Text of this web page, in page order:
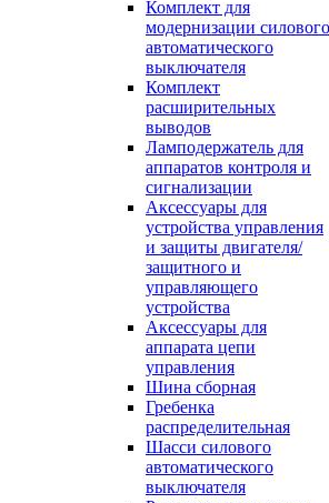
Комплект для
модернизации силового
автоматического
выключателя
Комплект
расширительных
выводов
Ламподержатель для
аппаратов контроля и
сигнализации
Аксессуары для
устройства управления
и защиты двигателя/
защитного и
управляющего
устройства
Аксессуары для
аппарата цепи
управления
Шина сборная
Гребенка
распределительная
Шасси силового
автоматического
выключателя